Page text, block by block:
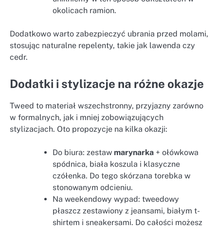
okolicach ramion.
Dodatkowo warto zabezpieczyć ubrania przed molami,
stosując naturalne repelenty, takie jak lawenda czy
cedr.
Dodatki i stylizacje na różne okazje
Tweed to materiał wszechstronny, przyjazny zarówno
w formalnych, jak i mniej zobowiązujących
stylizacjach. Oto propozycje na kilka okazji:
Do biura: zestaw marynarka + ołówkowa
spódnica, biała koszula i klasyczne
czółenka. Do tego skórzana torebka w
stonowanym odcieniu.
Na weekendowy wypad: tweedowy
płaszcz zestawiony z jeansami, białym t-
shirtem i sneakersami. Do całości możesz